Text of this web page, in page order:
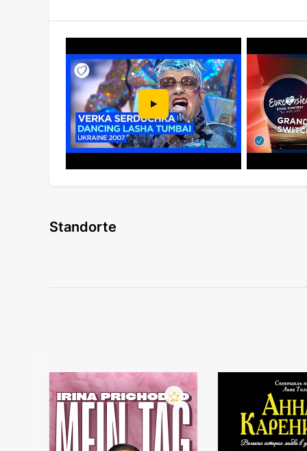
2022 wurde Andriy Danylko von Präsident
ausgezeichnet - ein Beweis für die
SERDUCHKA ist ein Feuerwerk aus Musik,
unberührt lässt. Bereiten Sie sich auf einen
Standorte